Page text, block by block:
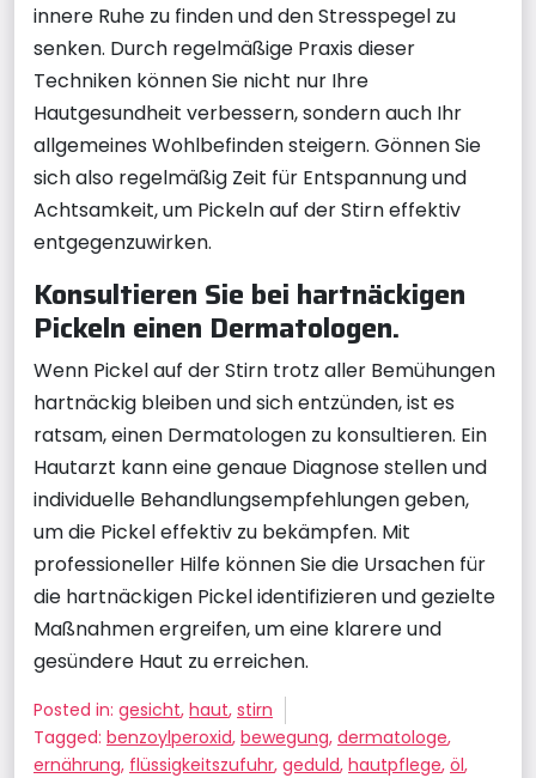
innere Ruhe zu finden und den Stresspegel zu
senken. Durch regelmäßige Praxis dieser
Techniken können Sie nicht nur Ihre
Hautgesundheit verbessern, sondern auch Ihr
allgemeines Wohlbefinden steigern. Gönnen Sie
sich also regelmäßig Zeit für Entspannung und
Achtsamkeit, um Pickeln auf der Stirn effektiv
entgegenzuwirken.
Konsultieren Sie bei hartnäckigen
Pickeln einen Dermatologen.
Wenn Pickel auf der Stirn trotz aller Bemühungen
hartnäckig bleiben und sich entzünden, ist es
ratsam, einen Dermatologen zu konsultieren. Ein
Hautarzt kann eine genaue Diagnose stellen und
individuelle Behandlungsempfehlungen geben,
um die Pickel effektiv zu bekämpfen. Mit
professioneller Hilfe können Sie die Ursachen für
die hartnäckigen Pickel identifizieren und gezielte
Maßnahmen ergreifen, um eine klarere und
gesündere Haut zu erreichen.
Posted in: gesicht, haut, stirn
Tagged: benzoylperoxid, bewegung, dermatologe,
ernährung, flüssigkeitszufuhr, geduld, hautpflege, öl,